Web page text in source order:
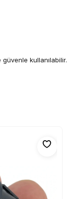
kullanılabilir.